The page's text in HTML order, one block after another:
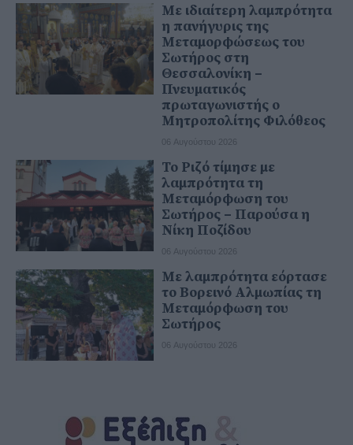
Με ιδιαίτερη λαμπρότητα
η πανήγυρις της
Μεταμορφώσεως του
Σωτήρος στη
Θεσσαλονίκη –
Πνευματικός
πρωταγωνιστής ο
Μητροπολίτης Φιλόθεος
06 Αυγούστου 2026
Το Ριζό τίμησε με
λαμπρότητα τη
Μεταμόρφωση του
Σωτήρος – Παρούσα η
Νίκη Ποζίδου
06 Αυγούστου 2026
Με λαμπρότητα εόρτασε
το Βορεινό Αλμωπίας τη
Μεταμόρφωση του
Σωτήρος
06 Αυγούστου 2026